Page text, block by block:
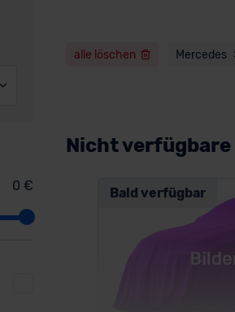
0 €
alle löschen Mercedes
Nicht verfügbare
Bald verfügbar